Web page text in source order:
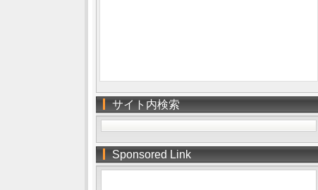
サイト内検索
Sponsored Link